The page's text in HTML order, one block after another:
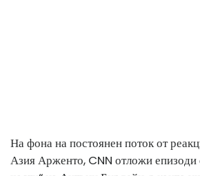
На фона на постоянен поток от
Азия Арженто, CNN отложи епизоди